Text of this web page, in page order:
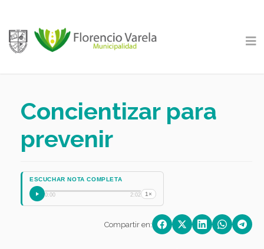
Concientizar para
prevenir
ESCUCHAR NOTA COMPLETA
0:00 2:02 1×
Compartir en: